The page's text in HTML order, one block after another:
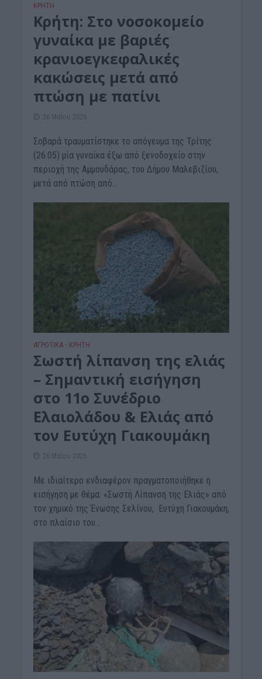
ΚΡΗΤΗ
Kρήτη: Στο νοσοκομείο
γυναίκα με βαριές
κρανιοεγκεφαλικές
κακώσεις μετά από
πτώση με πατίνι
26 Μαΐου 2026
Σοβαρά τραυματίστηκε το απόγευμα της Τρίτης
(26.05) μία γυναίκα έξω από ξενοδοχείο στην
περιοχή της Αμμουδάρας, του Δήμου Μαλεβιζίου,
μετά από πτώση από...
ΑΓΡΟΤΙΚΑ • ΚΡΗΤΗ
Σωστή λίπανση της ελιάς
– Σημαντική εισήγηση
στο 11ο Συνέδριο
Ελαιολάδου & Ελιάς από
τον Ευτύχη Γιακουμάκη
26 Μαΐου 2026
Με ιδιαίτερο ενδιαφέρον πραγματοποιήθηκε η
εισήγηση με θέμα: «Σωστή Λίπανση της Ελιάς» από
τον χημικό της Ένωσης Σελίνου, Ευτύχη Γιακουμάκη,
στο πλαίσιο του...